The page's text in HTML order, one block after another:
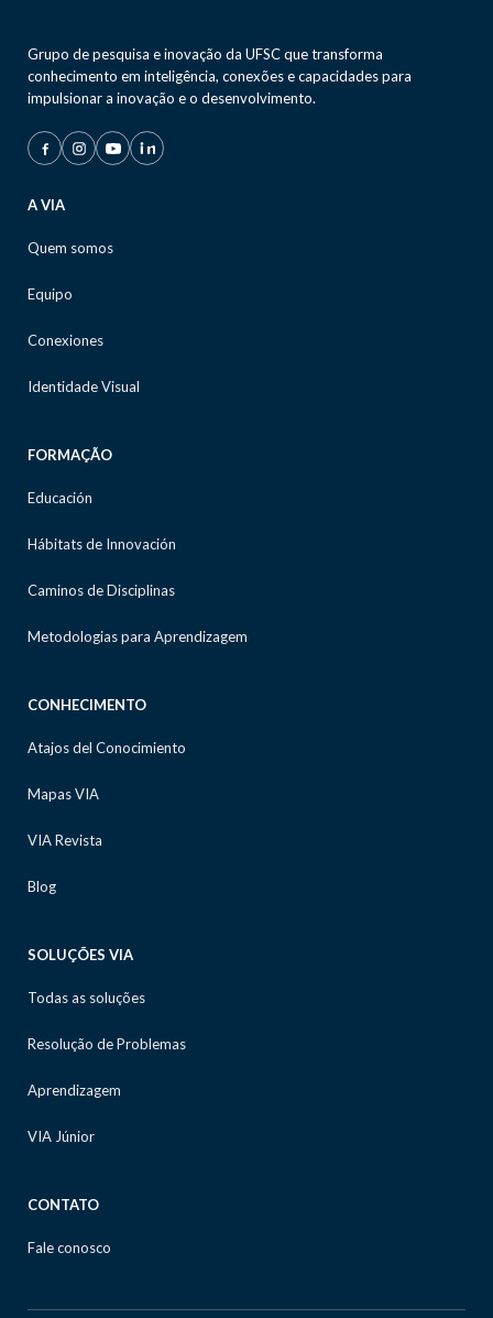
Grupo de pesquisa e inovação da UFSC que transforma
conhecimento em inteligência, conexões e capacidades para
impulsionar a inovação e o desenvolvimento.
A VIA
Quem somos
Equipo
Conexiones
Identidade Visual
FORMAÇÃO
Educación
Hábitats de Innovación
Caminos de Disciplinas
Metodologias para Aprendizagem
CONHECIMENTO
Atajos del Conocimiento
Mapas VIA
VIA Revista
Blog
SOLUÇÕES VIA
Todas as soluções
Resolução de Problemas
Aprendizagem
VIA Júnior
CONTATO
Fale conosco